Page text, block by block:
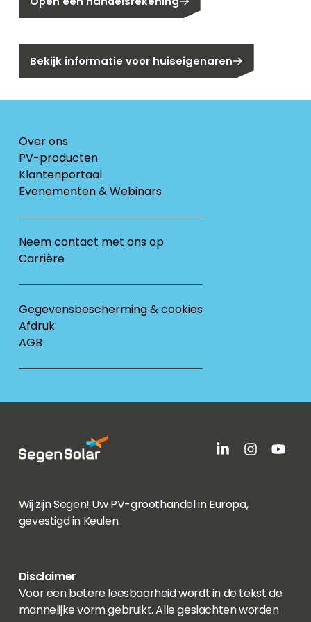
Bekijk informatie voor huiseigenaren
Over ons
PV-producten
Klantenportaal
Evenementen & Webinars
Neem contact met ons op
Carrière
Gegevensbescherming & cookies
Afdruk
AGB
Wij zijn Segen! Uw PV-groothandel in Europa,
gevestigd in Keulen.
Disclaimer
Voor een betere leesbaarheid wordt in de tekst de
mannelijke vorm gebruikt. Alle geslachten worden